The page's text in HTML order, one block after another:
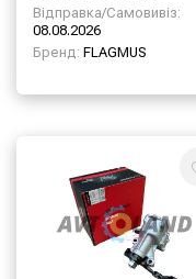
Відправка/Самовивіз:
08.08.2026
Бренд: FLAGMUS